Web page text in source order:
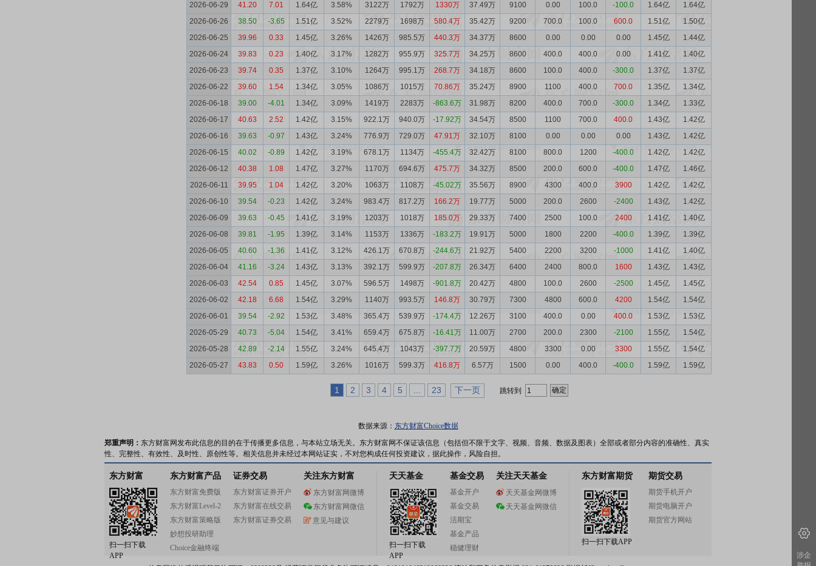
2026-06-29
41.20 7.01 1.64亿 3.58% 3122万 1792万 1330万 37.49万 9100 0.00 100.0 -100.0 1.64亿
1.64亿
2026-06-26
38.50 -3.65 1.51亿 3.52% 2279万 1698万 580.4万 35.42万 9200 700.0 100.0 600.0 1.51亿
1.50亿
2026-06-25
39.96 0.33 1.45亿 3.26% 1426万 985.5万 440.3万 34.37万 8600 0.00 0.00 0.00 1.45亿
1.44亿
2026-06-24
39.83 0.23 1.40亿 3.17% 1282万 955.9万 325.7万 34.25万 8600 400.0 400.0 0.00 1.41亿
1.40亿
2026-06-23
39.74 0.35 1.37亿 3.10% 1264万 995.1万 268.7万 34.18万 8600 100.0 400.0 -300.0 1.37亿
1.37亿
2026-06-22
39.60 1.54 1.34亿 3.05% 1086万 1015万 70.86万 35.24万 8900 1100 400.0 700.0 1.35亿
1.34亿
2026-06-18
39.00 -4.01 1.34亿 3.09% 1419万 2283万 -863.6万 31.98万 8200 400.0 700.0 -300.0 1.34亿
1.33亿
2026-06-17
40.63 2.52 1.42亿 3.15% 922.1万 940.0万 -17.92万 34.54万 8500 1100 700.0 400.0 1.43亿
1.42亿
2026-06-16
39.63 -0.97 1.43亿 3.24% 776.9万 729.0万 47.91万 32.10万 8100 0.00 0.00 0.00 1.43亿
1.42亿
2026-06-15
40.02 -0.89 1.42亿 3.19% 678.1万 1134万 -455.4万 32.42万 8100 800.0 1200 -400.0 1.42亿
1.42亿
2026-06-12
40.38 1.08 1.47亿 3.27% 1170万 694.6万 475.7万 34.32万 8500 200.0 600.0 -400.0 1.47亿
1.46亿
2026-06-11
39.95 1.04 1.42亿 3.20% 1063万 1108万 -45.02万 35.56万 8900 4300 400.0 3900 1.42亿
1.42亿
2026-06-10
39.54 -0.23 1.42亿 3.24% 983.4万 817.2万 166.2万 19.77万 5000 200.0 2600 -2400 1.43亿
1.42亿
2026-06-09
39.63 -0.45 1.41亿 3.19% 1203万 1018万 185.0万 29.33万 7400 2500 100.0 2400 1.41亿
1.40亿
2026-06-08
39.81 -1.95 1.39亿 3.14% 1153万 1336万 -183.2万 19.91万 5000 1800 2200 -400.0 1.39亿
1.39亿
2026-06-05
40.60 -1.36 1.41亿 3.12% 426.1万 670.8万 -244.6万 21.92万 5400 2200 3200 -1000 1.41亿
1.40亿
2026-06-04
41.16 -3.24 1.43亿 3.13% 392.1万 599.9万 -207.8万 26.34万 6400 2400 800.0 1600 1.43亿
1.43亿
2026-06-03
42.54 0.85 1.45亿 3.07% 596.5万 1498万 -901.8万 20.42万 4800 100.0 2600 -2500 1.45亿
1.45亿
2026-06-02
42.18 6.68 1.54亿 3.29% 1140万 993.5万 146.8万 30.79万 7300 4800 600.0 4200 1.54亿
1.54亿
2026-06-01
39.54 -2.92 1.53亿 3.48% 365.4万 539.9万 -174.4万 12.26万 3100 400.0 0.00 400.0 1.53亿
1.53亿
2026-05-29
40.73 -5.04 1.54亿 3.41% 659.4万 675.8万 -16.41万 11.00万 2700 200.0 2300 -2100 1.55亿
1.54亿
2026-05-28
42.89 -2.14 1.55亿 3.24% 645.4万 1043万 -397.7万 20.59万 4800 3300 0.00 3300 1.55亿
1.54亿
2026-05-27
43.83 0.50 1.59亿 3.26% 1016万 599.3万 416.8万 6.57万 1500 0.00 400.0 -400.0 1.59亿 1.59亿
1 2 3 4 5 23 下一页 跳转到
数据来源： 东方财富Choice数据
郑重声明： 东方财富网发布此信息的目的在于传播更多信息，与本站立场无关。东方财富网不保证该信息（包括但不限于文字、视频、音频、数据及图表）全部或者部分内容的准确性、真实
性、完整性、有效性、及时性、原创性等。相关信息并未经过本网站证实，不对您构成任何投资建议，据此操作，风险自担。
东方财富
扫一扫下载
APP
东方财富产品
东方财富免费版
东方财富Level-2
东方财富策略版
妙想投研助理
Choice金融终端
证券交易
东方财富证券开户
东方财富在线交易
东方财富证券交易
关注东方财富
东方财富网微博
东方财富网微信
意见与建议
天天基金
扫一扫下载
APP
基金交易
基金开户
基金交易
活期宝
基金产品
稳健理财
关注天天基金
天天基金网微博
天天基金网微信
东方财富期货
扫一扫下载APP
期货交易
期货手机开户
期货电脑开户
期货官方网站
涉企